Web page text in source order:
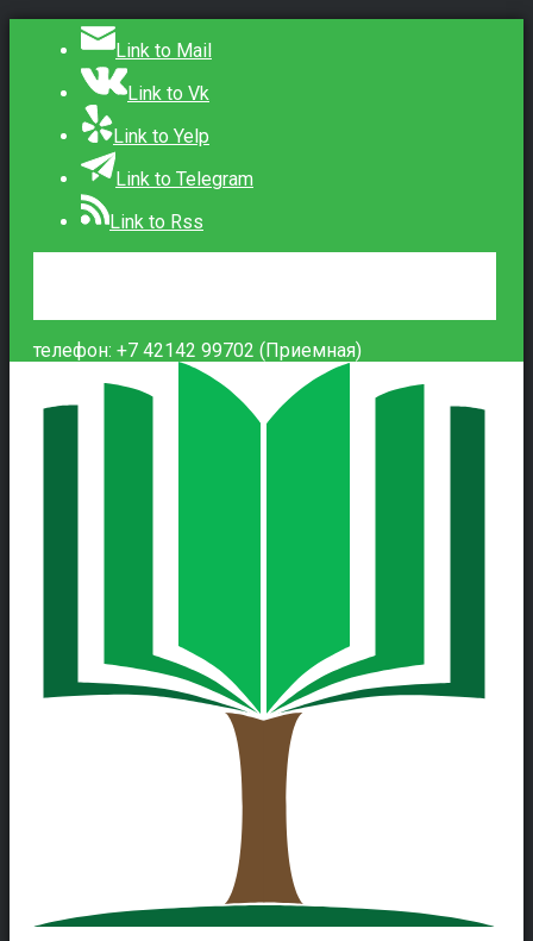
Link to Mail
Link to Vk
Link to Yelp
Link to Telegram
Link to Rss
телефон: +7 42142 99702 (Приемная)